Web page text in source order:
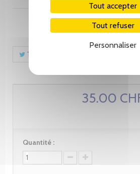
Tout accepter
Tout refuser
Personnaliser
Tweet
35.00
Quantité :